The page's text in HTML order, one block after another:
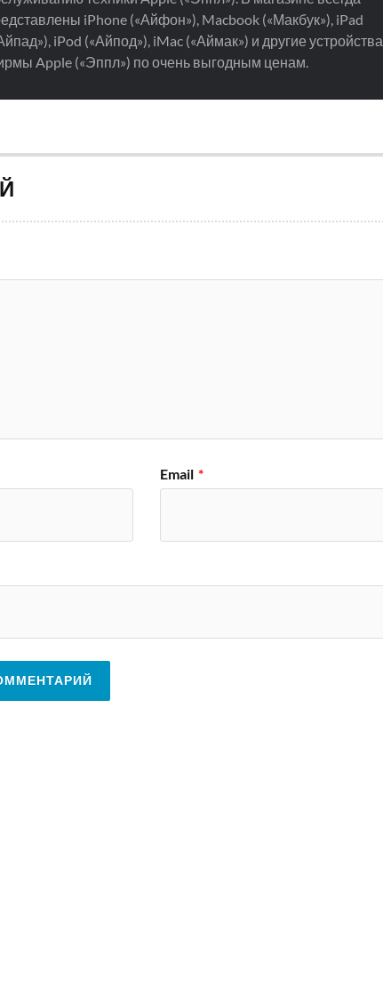
iPhone («Айфон»), Macbook («Макбук»), iPad
iPod («Айпод»), iMac («Аймак») и другие устройства
Apple («Эппл») по очень выгодным ценам.
Email *